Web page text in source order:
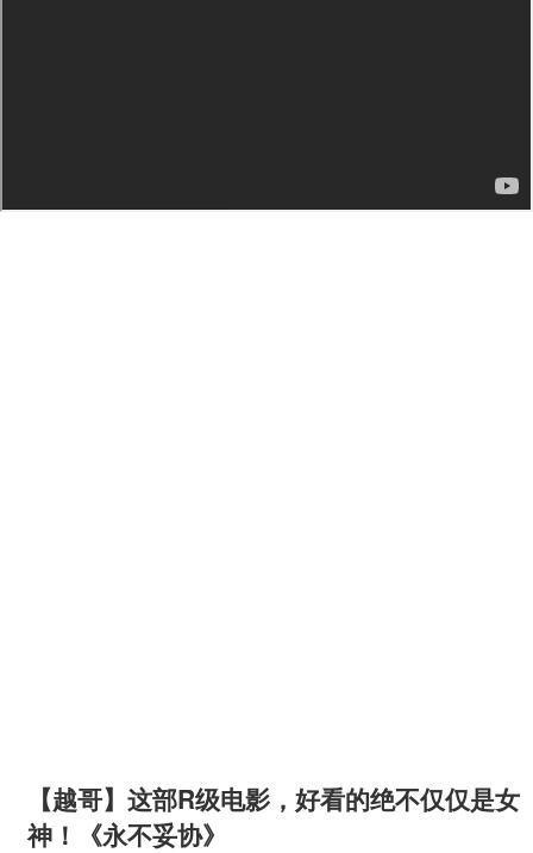
【越哥】这部R级电影，好看的绝不仅仅是女
神！《永不妥协》